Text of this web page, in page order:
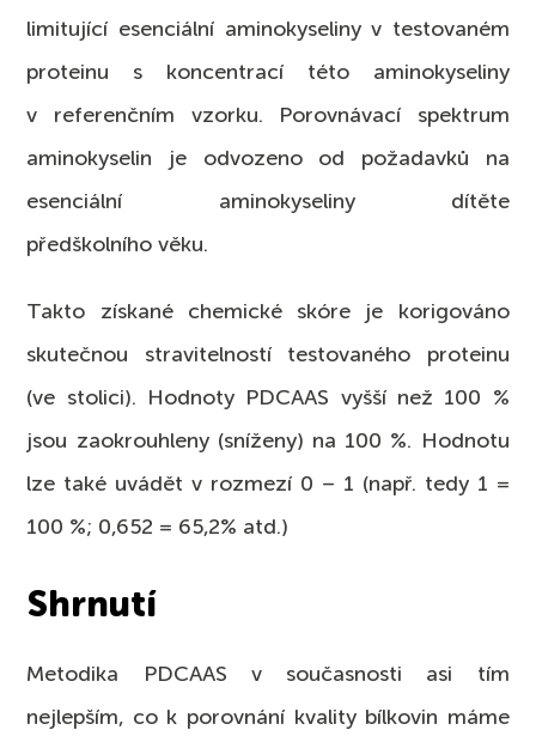
limitující esenciální aminokyseliny v testovaném
proteinu s koncentrací této aminokyseliny
v referenčním vzorku. Porovnávací spektrum
aminokyselin je odvozeno od požadavků na
esenciální aminokyseliny dítěte
předškolního věku.
Takto získané chemické skóre je korigováno
skutečnou stravitelností testovaného proteinu
(ve stolici). Hodnoty PDCAAS vyšší než 100 %
jsou zaokrouhleny (sníženy) na 100 %. Hodnotu
lze také uvádět v rozmezí 0 – 1 (např. tedy 1 =
100 %; 0,652 = 65,2% atd.)
Shrnutí
Metodika PDCAAS v současnosti asi tím
nejlepším, co k porovnání kvality bílkovin máme